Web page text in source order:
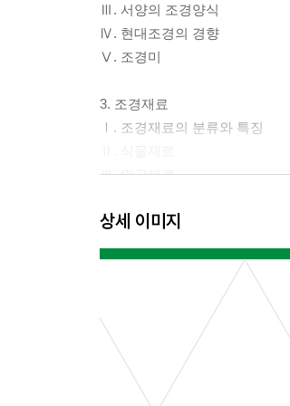
Ⅲ. 서양의 조경양식
Ⅳ. 현대조경의 경향
Ⅴ. 조경미
3. 조경재료
Ⅰ. 조경재료의 분류와 특징
Ⅲ. 인공재료
4. 조경계획 및 설계
Ⅰ. 조경계획과 설계의 과정
5. 조경시공
Ⅰ. 조경시공 계획
Ⅱ. 기반조성 및 시설물 공사
상세 이미지